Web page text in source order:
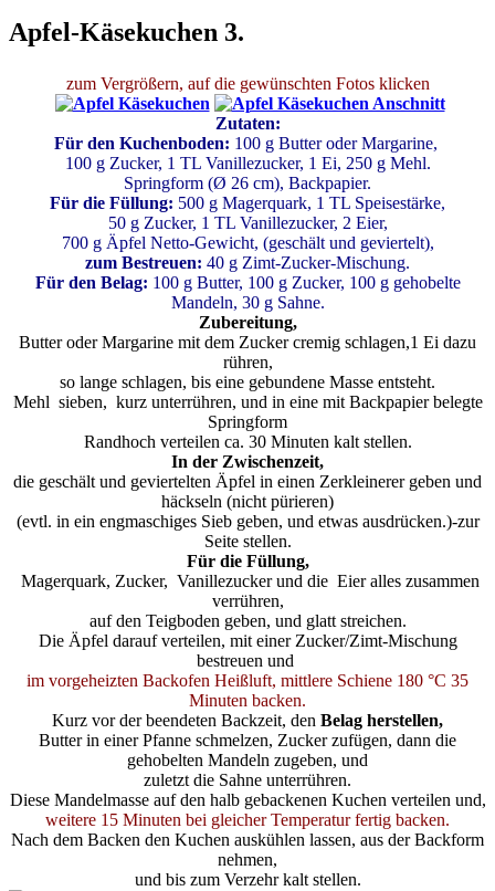
Apfel-Käsekuchen 3.
zum Vergrößern, auf die gewünschten Fotos klicken
Zutaten:
Für den Kuchenboden: 100 g Butter oder Margarine,
100 g Zucker, 1 TL Vanillezucker, 1 Ei, 250 g Mehl.
Springform (Ø 26 cm), Backpapier.
Für die Füllung: 500 g Magerquark, 1 TL Speisestärke,
50 g Zucker, 1 TL Vanillezucker, 2 Eier,
700 g Äpfel Netto-Gewicht, (geschält und geviertelt),
zum Bestreuen: 40 g Zimt-Zucker-Mischung.
Für den Belag: 100 g Butter, 100 g Zucker, 100 g gehobelte
Mandeln, 30 g Sahne.
Zubereitung,
Butter oder Margarine mit dem Zucker cremig schlagen,1 Ei dazu
rühren,
so lange schlagen, bis eine gebundene Masse entsteht.
Mehl sieben, kurz unterrühren, und in eine mit Backpapier belegte
Springform
Randhoch verteilen ca. 30 Minuten kalt stellen.
In der Zwischenzeit,
die geschält und geviertelten Äpfel in einen Zerkleinerer geben und
häckseln (nicht pürieren)
(evtl. in ein engmaschiges Sieb geben, und etwas ausdrücken.)-zur
Seite stellen.
Für die Füllung,
Magerquark, Zucker, Vanillezucker und die Eier alles zusammen
verrühren,
auf den Teigboden geben, und glatt streichen.
Die Äpfel darauf verteilen, mit einer Zucker/Zimt-Mischung
bestreuen und
im vorgeheizten Backofen Heißluft, mittlere Schiene 180 °C 35
Minuten backen.
Kurz vor der beendeten Backzeit, den Belag herstellen,
Butter in einer Pfanne schmelzen, Zucker zufügen, dann die
gehobelten Mandeln zugeben, und
zuletzt die Sahne unterrühren.
Diese Mandelmasse auf den halb gebackenen Kuchen verteilen und,
weitere 15 Minuten bei gleicher Temperatur fertig backen.
Nach dem Backen den Kuchen auskühlen lassen, aus der Backform
nehmen,
und bis zum Verzehr kalt stellen.